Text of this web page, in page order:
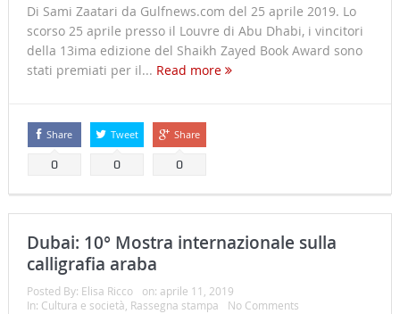
Di Sami Zaatari da Gulfnews.com del 25 aprile 2019. Lo
scorso 25 aprile presso il Louvre di Abu Dhabi, i vincitori
della 13ima edizione del Shaikh Zayed Book Award sono
stati premiati per il... Read more
Share
0
Tweet
0
Share
0
Dubai: 10° Mostra internazionale sulla
calligrafia araba
Posted By: Elisa Ricco on: aprile 11, 2019
In: Cultura e società, Rassegna stampa No Comments